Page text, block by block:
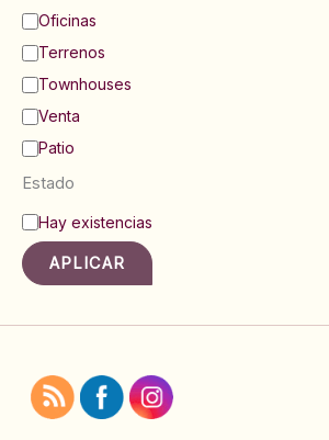
Oficinas
Terrenos
Townhouses
Venta
Patio
Estado
E
t
a
o
Hay existencias
APLICAR